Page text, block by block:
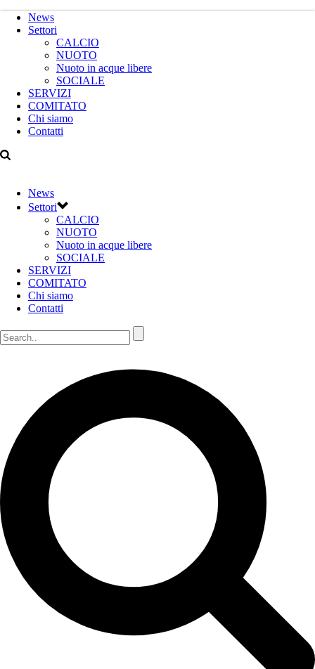
News
Settori
CALCIO
NUOTO
Nuoto in acque libere
SOCIALE
SERVIZI
COMITATO
Chi siamo
Contatti
News
Settori
CALCIO
NUOTO
Nuoto in acque libere
SOCIALE
SERVIZI
COMITATO
Chi siamo
Contatti